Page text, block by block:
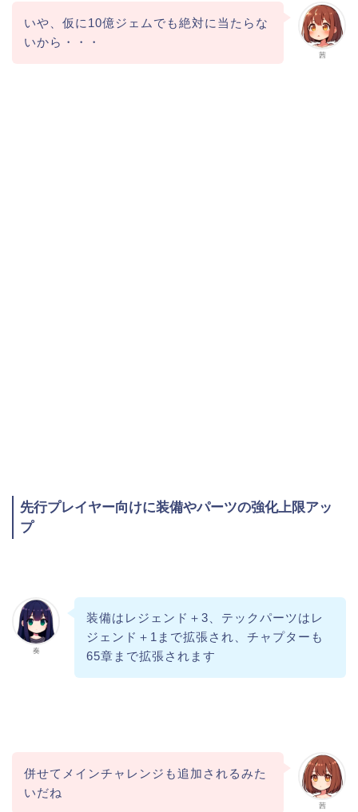
茜
いや、仮に10億ジェムでも絶対に当たらな
いから・・・
先行プレイヤー向けに装備やパーツの強化上限アッ
プ
奏
装備はレジェンド＋3、テックパーツはレ
ジェンド＋1まで拡張され、チャプターも
65章まで拡張されます
茜
併せてメインチャレンジも追加されるみた
いだね